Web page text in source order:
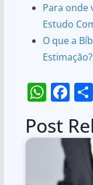
Para onde
Estudo
O que a
W
at
F
c
b
S
Post